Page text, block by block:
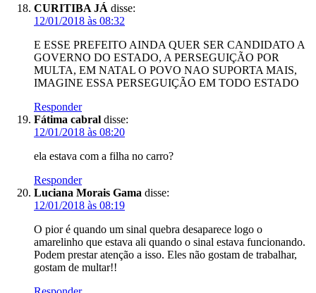
CURITIBA JÁ disse:
12/01/2018 às 08:32
E ESSE PREFEITO AINDA QUER SER CANDIDATO A
GOVERNO DO ESTADO, A PERSEGUIÇÃO POR
MULTA, EM NATAL O POVO NAO SUPORTA MAIS,
IMAGINE ESSA PERSEGUIÇÃO EM TODO ESTADO
Responder
Fátima cabral disse:
12/01/2018 às 08:20
ela estava com a filha no carro?
Responder
Luciana Morais Gama disse:
12/01/2018 às 08:19
O pior é quando um sinal quebra desaparece logo o
amarelinho que estava ali quando o sinal estava funcionando.
Podem prestar atenção a isso. Eles não gostam de trabalhar,
gostam de multar!!